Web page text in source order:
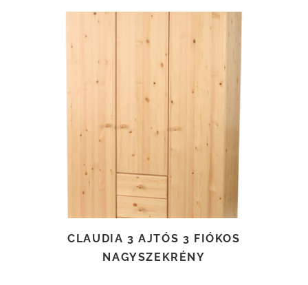
CLAUDIA 3 AJTÓS 3 FIÓKOS
NAGYSZEKRÉNY